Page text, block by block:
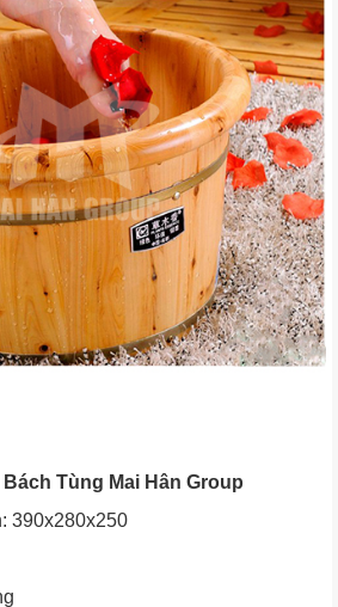
Tùng Mai Hân Group
390x280x250